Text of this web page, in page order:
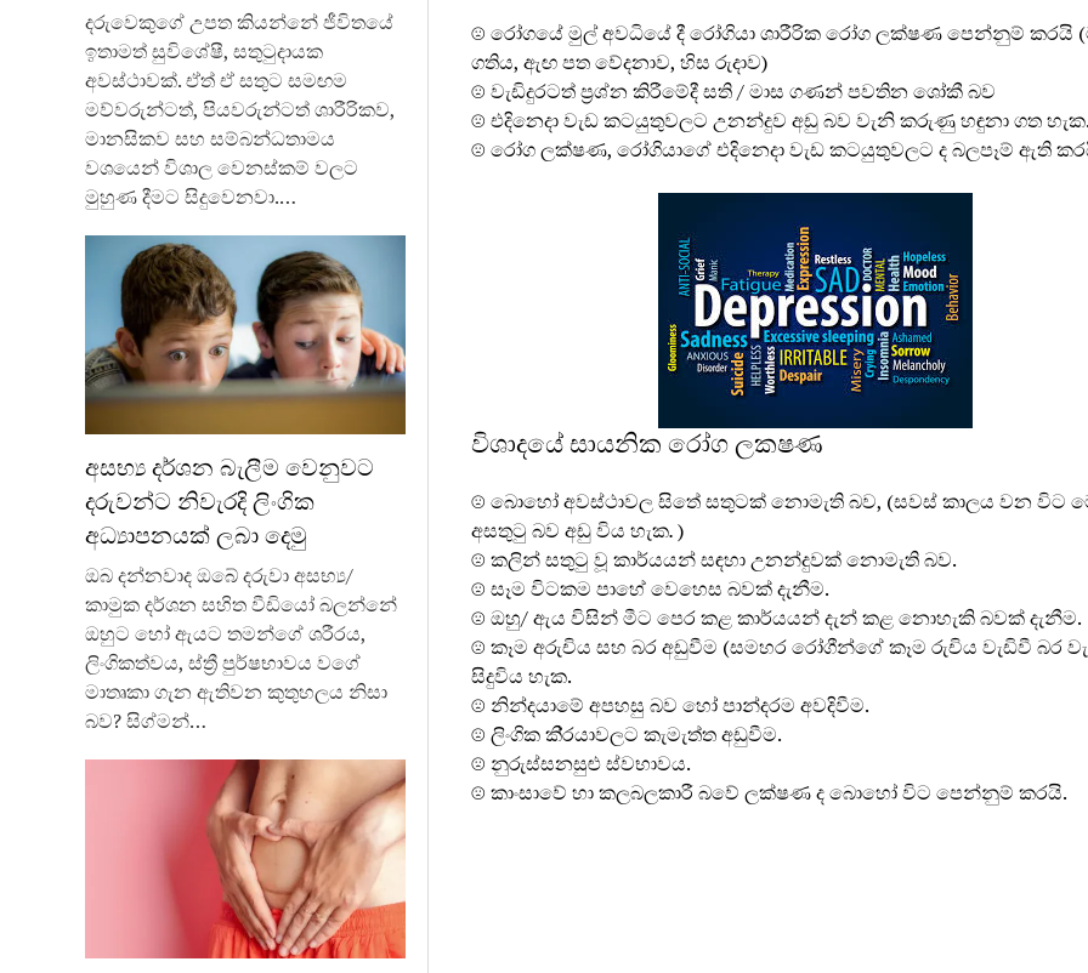
දරුවෙකුගේ උපත කියන්නේ ජීවිතයේ
ඉතාමත් සුවිශේෂී, සතුටුදායක
අවස්ථාවක්. ඒත් ඒ සතුට සමඟම
මව්වරුන්ටත්, පියවරුන්ටත් ශාරීරිකව,
මානසිකව සහ සම්බන්ධතාමය
වශයෙන් විශාල වෙනස්කම් වලට
මුහුණ දීමට සිදුවෙනවා.…
අසභ්‍ය දර්ශන බැලීම වෙනුවට
දරුවන්ට නිවැරදි ලිංගික
අධ්‍යාපනයක් ලබා දෙමු
ඔබ දන්නවාද ඔබේ දරුවා අසභ්‍ය/
කාමුක දර්ශන සහිත වීඩියෝ බලන්නේ
ඔහුට හෝ ඇයට තමන්ගේ ශරීරය,
ලිංගිකත්වය, ස්ත්‍රී පුර්ෂභාවය වගේ
මාතෘකා ගැන ඇතිවන කුතුහලය නිසා
බව? සිග්මන්…
☹ රෝගයේ මුල් අවධියේ දී රෝගියා ශාරීරික රෝග ලක්ෂණ පෙන්නුම් කරයි
ගතිය, ඇඟ පත වේදනාව, හිස රුදාව)
☹ වැඩිදුරටත් ප‍්‍රශ්න කිරීමේදී සති / මාස ගණන් පවතින ශෝකී බව
☹ එදිනෙදා වැඩ කටයුතුවලට උනන්දුව අඩු බව වැනි කරුණු හඳුනා ගත හැක.
☹ රෝග ලක්ෂණ, රෝගියාගේ එදිනෙදා වැඩ කටයුතුවලට ද බලපෑම් ඇති
විශාදයේ සායනික රෝග ලකෂණ
☹ බොහෝ අවස්ථාවල සිතේ සතුටක් නොමැති බව, (සවස් කාලය වන විට
අසතුටු බව අඩු විය හැක.)
☹ කලින් සතුටු වූ කාර්යයන් සඳහා උනන්දුවක් නොමැති බව.
☹ සෑම විටකම පාහේ වෙහෙස බවක් දැනීම.
☹ ඔහු/ ඇය විසින් මීට පෙර කළ කාර්යයන් දැන් කළ නොහැකි බවක් දැනීම.
☹ කෑම අරුචිය සහ බර අඩුවීම (සමහර රෝගීන්ගේ කෑම රුචිය වැඩිවී බර
සිදුවිය හැක.
☹ නින්දයාමේ අපහසු බව හෝ පාන්දරම අවදිවීම.
☹ ලිංගික කි‍්‍රයාවලට කැමැත්ත අඩුවීම.
☹ නුරුස්සනසුළු ස්වභාවය.
☹ කාංසාවේ හා කලබලකාරී බවේ ලක්ෂණ ද බොහෝ විට පෙන්නුම් කරයි.